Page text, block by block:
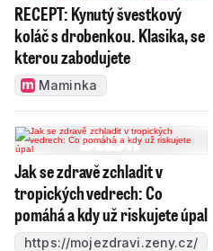
RECEPT: Kynutý švestkový
koláč s drobenkou. Klasika, se
kterou zabodujete
Maminka
Jak se zdravě zchladit v
tropických vedrech: Co
pomáhá a kdy už riskujete úpal
https://mojezdravi.zeny.cz/